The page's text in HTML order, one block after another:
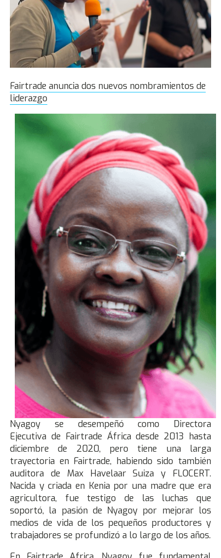
Fairtrade anuncia dos nuevos nombramientos de
liderazgo
Nyagoy se desempeñó como Directora
Ejecutiva de Fairtrade África desde 2013 hasta
diciembre de 2020, pero tiene una larga
trayectoria en Fairtrade, habiendo sido también
auditora de Max Havelaar Suiza y FLOCERT.
Nacida y criada en Kenia por una madre que era
agricultora, fue testigo de las luchas que
soportó, la pasión de Nyagoy por mejorar los
medios de vida de los pequeños productores y
trabajadores se profundizó a lo largo de los años.